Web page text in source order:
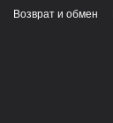
Возврат и обмен